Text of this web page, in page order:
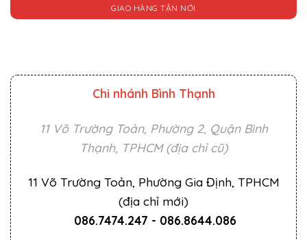
GIAO HÀNG TẬN NƠI
Chi nhánh Bình Thạnh
11 Võ Trường Toản, Phường 2, Quận Bình
Thạnh, TPHCM (địa chỉ cũ)
11 Võ Trường Toản, Phường Gia Định, TPHCM
(địa chỉ mới)
086.7474.247 - 086.8644.086